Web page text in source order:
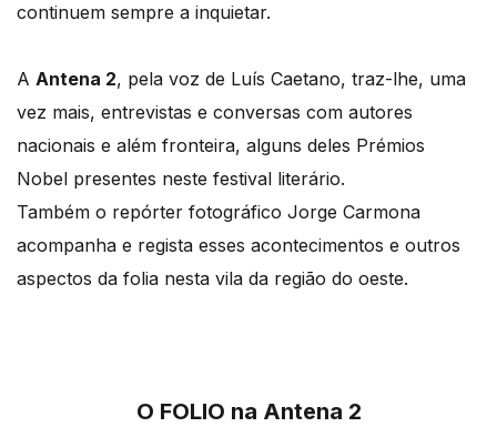
continuem sempre a inquietar.
A Antena 2, pela voz de Luís Caetano, traz-lhe, uma
vez mais, entrevistas e conversas com autores
nacionais e além fronteira, alguns deles Prémios
Nobel presentes neste festival literário.
Também o repórter fotográfico Jorge Carmona
acompanha e regista esses acontecimentos e outros
aspectos da folia nesta vila da região do oeste.
O FOLIO na Antena 2